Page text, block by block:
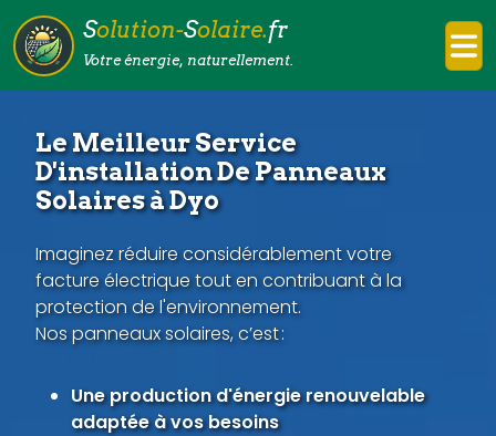
Solution-Solaire.fr
Votre énergie, naturellement.
Le Meilleur Service
D'installation De Panneaux
Solaires à Dyo
Imaginez réduire considérablement votre
facture électrique tout en contribuant à la
protection de l'environnement.
Nos panneaux solaires, c’est :
Une production d'énergie renouvelable
adaptée à vos besoins